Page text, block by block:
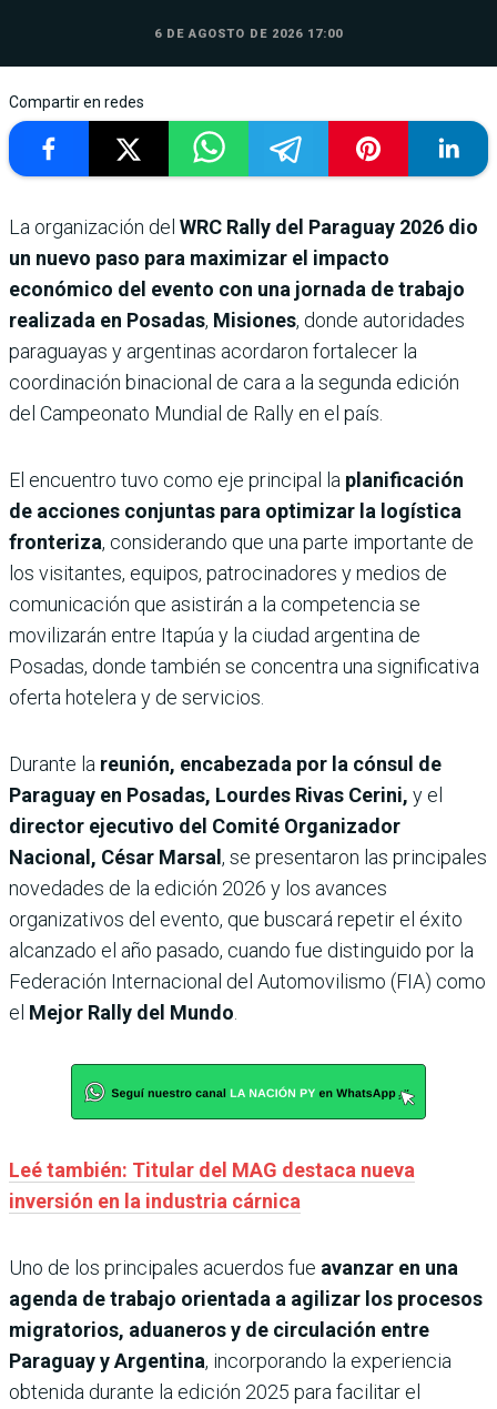
6 DE AGOSTO DE 2026 17:00
Compartir en redes
La organización del WRC Rally del Paraguay 2026 dio
un nuevo paso para maximizar el impacto
económico del evento con una jornada de trabajo
realizada en Posadas, Misiones, donde autoridades
paraguayas y argentinas acordaron fortalecer la
coordinación binacional de cara a la segunda edición
del Campeonato Mundial de Rally en el país.
El encuentro tuvo como eje principal la planificación
de acciones conjuntas para optimizar la logística
fronteriza, considerando que una parte importante de
los visitantes, equipos, patrocinadores y medios de
comunicación que asistirán a la competencia se
movilizarán entre Itapúa y la ciudad argentina de
Posadas, donde también se concentra una significativa
oferta hotelera y de servicios.
Durante la reunión, encabezada por la cónsul de
Paraguay en Posadas, Lourdes Rivas Cerini, y el
director ejecutivo del Comité Organizador
Nacional, César Marsal, se presentaron las principales
novedades de la edición 2026 y los avances
organizativos del evento, que buscará repetir el éxito
alcanzado el año pasado, cuando fue distinguido por la
Federación Internacional del Automovilismo (FIA) como
el Mejor Rally del Mundo
Leé también: Titular del MAG destaca nueva
inversión en la industria cárnica
Uno de los principales acuerdos fue avanzar en una
agenda de trabajo orientada a agilizar los procesos
migratorios, aduaneros y de circulación entre
Paraguay y Argentina, incorporando la experiencia
obtenida durante la edición 2025 para facilitar el